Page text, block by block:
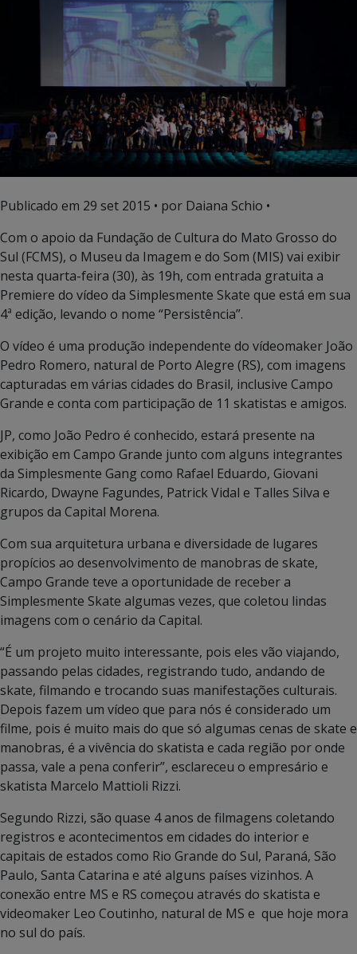
Publicado em 29 set 2015 • por Daiana Schio •
Com o apoio da Fundação de Cultura do Mato Grosso do
Sul (FCMS), o Museu da Imagem e do Som (MIS) vai exibir
nesta quarta-feira (30), às 19h, com entrada gratuita a
Premiere do vídeo da Simplesmente Skate que está em sua
4ª edição, levando o nome “Persistência”.
O vídeo é uma produção independente do vídeomaker João
Pedro Romero, natural de Porto Alegre (RS), com imagens
capturadas em várias cidades do Brasil, inclusive Campo
Grande e conta com participação de 11 skatistas e amigos.
JP, como João Pedro é conhecido, estará presente na
exibição em Campo Grande junto com alguns integrantes
da Simplesmente Gang como Rafael Eduardo, Giovani
Ricardo, Dwayne Fagundes, Patrick Vidal e Talles Silva e
grupos da Capital Morena.
Com sua arquitetura urbana e diversidade de lugares
propícios ao desenvolvimento de manobras de skate,
Campo Grande teve a oportunidade de receber a
Simplesmente Skate algumas vezes, que coletou lindas
imagens com o cenário da Capital.
“É um projeto muito interessante, pois eles vão viajando,
passando pelas cidades, registrando tudo, andando de
skate, filmando e trocando suas manifestações culturais.
Depois fazem um vídeo que para nós é considerado um
filme, pois é muito mais do que só algumas cenas de skate e
manobras, é a vivência do skatista e cada região por onde
passa, vale a pena conferir”, esclareceu o empresário e
skatista Marcelo Mattioli Rizzi.
Segundo Rizzi, são quase 4 anos de filmagens coletando
registros e acontecimentos em cidades do interior e
capitais de estados como Rio Grande do Sul, Paraná, São
Paulo, Santa Catarina e até alguns países vizinhos. A
conexão entre MS e RS começou através do skatista e
videomaker Leo Coutinho, natural de MS e que hoje mora
no sul do país.